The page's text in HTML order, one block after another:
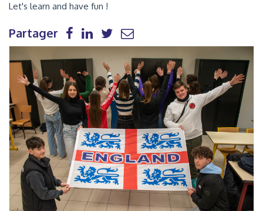
Let's learn and have fun !
Partager